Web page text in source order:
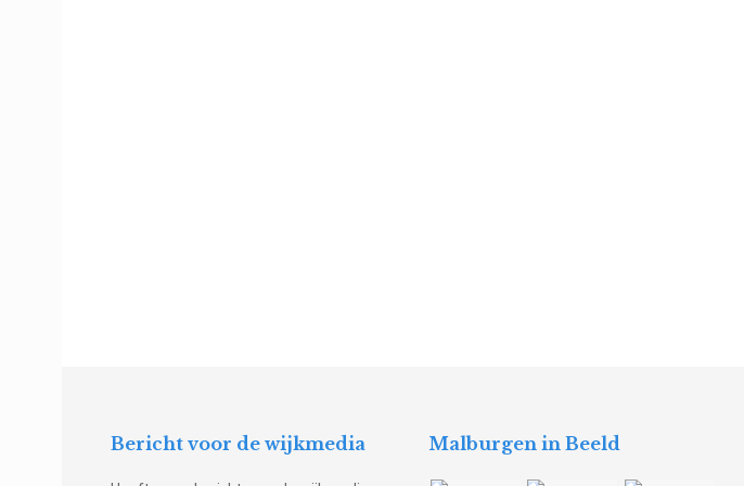
Bericht voor de wijkmedia Malburgen in Beeld